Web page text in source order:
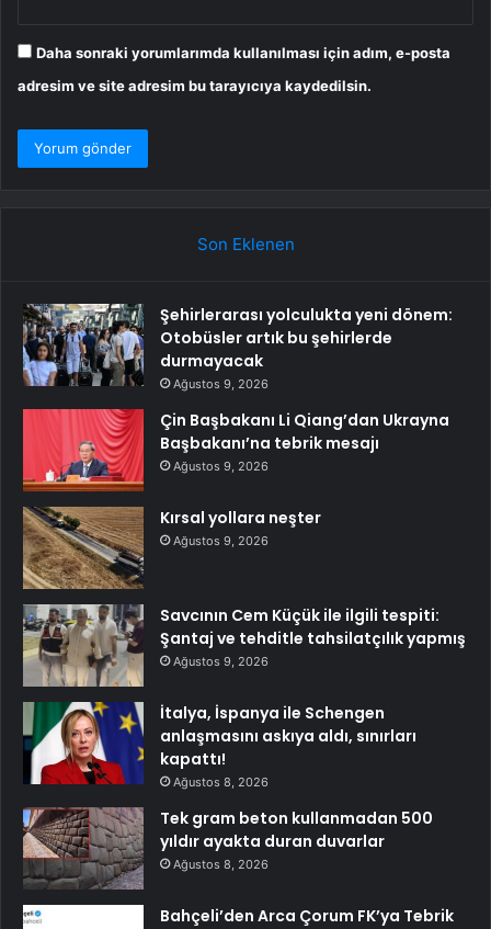
Daha sonraki yorumlarımda kullanılması için adım, e-posta
adresim ve site adresim bu tarayıcıya kaydedilsin.
Son Eklenen
Şehirlerarası yolculukta yeni dönem:
Otobüsler artık bu şehirlerde
durmayacak
Ağustos 9, 2026
Çin Başbakanı Li Qiang’dan Ukrayna
Başbakanı’na tebrik mesajı
Ağustos 9, 2026
Kırsal yollara neşter
Ağustos 9, 2026
Savcının Cem Küçük ile ilgili tespiti:
Şantaj ve tehditle tahsilatçılık yapmış
Ağustos 9, 2026
İtalya, İspanya ile Schengen
anlaşmasını askıya aldı, sınırları
kapattı!
Ağustos 8, 2026
Tek gram beton kullanmadan 500
yıldır ayakta duran duvarlar
Ağustos 8, 2026
Bahçeli’den Arca Çorum FK’ya Tebrik